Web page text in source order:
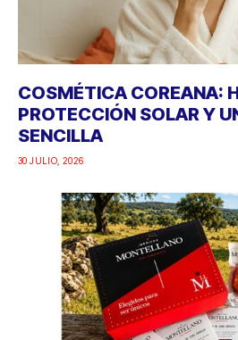
COSMÉTICA COREANA:
PROTECCIÓN SOLAR Y
SENCILLA
30 JULIO, 2026